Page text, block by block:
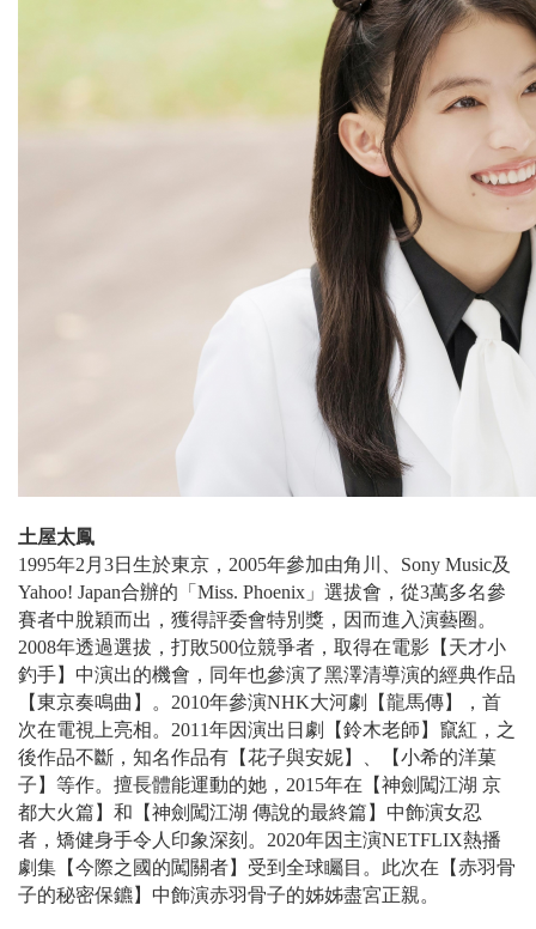
土屋太鳳
1995年2月3日生於東京，2005年參加由角川、Sony Music及
Yahoo! Japan合辦的「Miss. Phoenix」選拔會，從3萬多名參
賽者中脫穎而出，獲得評委會特別獎，因而進入演藝圈。
2008年透過選拔，打敗500位競爭者，取得在電影【天才小
釣手】中演出的機會，同年也參演了黑澤清導演的經典作品
【東京奏鳴曲】。2010年參演NHK大河劇【龍馬傳】，首
次在電視上亮相。2011年因演出日劇【鈴木老師】竄紅，之
後作品不斷，知名作品有【花子與安妮】、【小希的洋菓
子】等作。擅長體能運動的她，2015年在【神劍闖江湖 京
都大火篇】和【神劍闖江湖 傳說的最終篇】中飾演女忍
者，矯健身手令人印象深刻。2020年因主演NETFLIX熱播
劇集【今際之國的闖關者】受到全球矚目。此次在【赤羽骨
子的秘密保鑣】中飾演赤羽骨子的姊姊盡宮正親。